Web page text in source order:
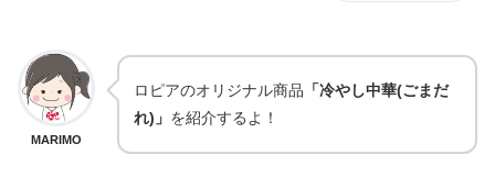
MARIMO
ロピアのオリジナル商品 「冷やし中華(ごまだ
れ)」 を紹介するよ！